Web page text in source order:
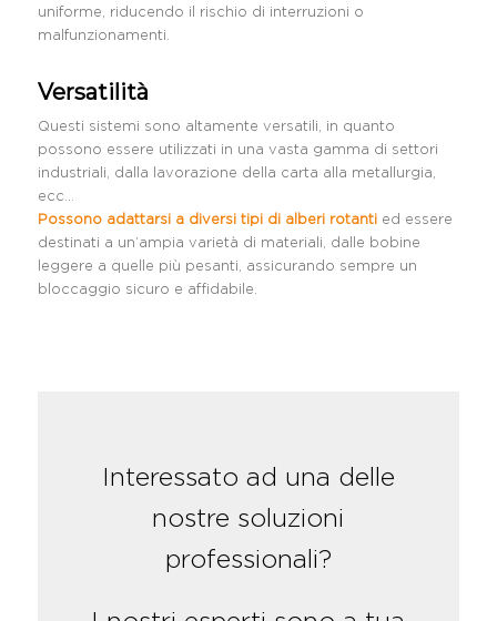
uniforme, riducendo il rischio di interruzioni o
malfunzionamenti.
Versatilità
Questi sistemi sono altamente versatili, in quanto
possono essere utilizzati in una vasta gamma di settori
industriali, dalla lavorazione della carta alla metallurgia,
ecc…
Possono adattarsi a diversi tipi di alberi rotantied essere
destinati a un’ampia varietà di materiali, dalle bobine
leggere a quelle più pesanti, assicurando sempre un
bloccaggio sicuro e affidabile.
Interessato ad una delle
nostre soluzioni
professionali?